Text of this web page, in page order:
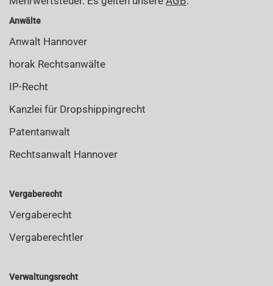
Anwälte
Anwalt Hannover
horak Rechtsanwälte
IP-Recht
Kanzlei für Dropshippingrecht
Patentanwalt
Rechtsanwalt Hannover
Vergaberecht
Vergaberecht
Vergaberechtler
Verwaltungsrecht